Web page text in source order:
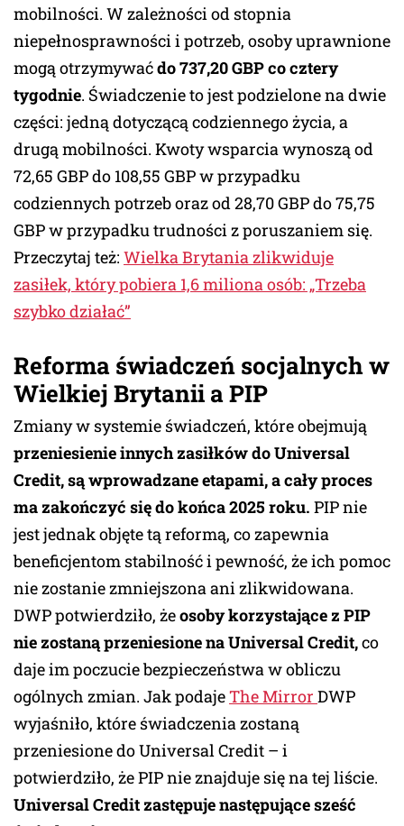
mobilności. W zależności od stopnia
niepełnosprawności i potrzeb, osoby uprawnione
mogą otrzymywaćdo 737,20 GBP co cztery
tygodnie. Świadczenie to jest podzielone na dwie
części: jedną dotyczącą codziennego życia, a
drugą mobilności. Kwoty wsparcia wynoszą od
72,65 GBP do 108,55 GBP w przypadku
codziennych potrzeb oraz od 28,70 GBP do 75,75
GBP w przypadku trudności z poruszaniem się.
Przeczytaj też: Wielka Brytania zlikwiduje
zasiłek, który pobiera 1,6 miliona osób: „Trzeba
szybko działać”
Reforma świadczeń socjalnych w
Wielkiej Brytanii a PIP
Zmiany w systemie świadczeń, które obejmują
przeniesienie innych zasiłków do Universal
Credit, są wprowadzane etapami, a cały proces
ma zakończyć się do końca 2025 roku. PIP nie
jest jednak objęte tą reformą, co zapewnia
beneficjentom stabilność i pewność, że ich pomoc
nie zostanie zmniejszona ani zlikwidowana.
DWP potwierdziło, żeosoby korzystające z PIP
nie zostaną przeniesione na Universal Credit,co
daje im poczucie bezpieczeństwa w obliczu
ogólnych zmian. Jak podajeThe Mirror DWP
wyjaśniło, które świadczenia zostaną
przeniesione do Universal Credit – i
potwierdziło, że PIP nie znajduje się na tej liście.
Universal Credit zastępuje następujące sześć